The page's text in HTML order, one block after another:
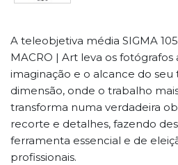
A teleobjetiva média SIGMA
MACRO | Art leva os fotógrafos
imaginação e o alcance do
dimensão, onde o trabalho
transforma numa verdadeira
recorte e detalhes, fazendo
ferramenta essencial e de
profissionais.